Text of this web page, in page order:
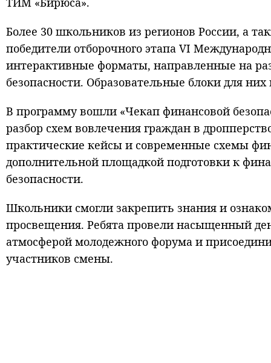
Более 30 школьников из регионов России, а
победители отборочного этапа VI
интерактивные форматы, направленные на
безопасности. Образовательные блоки для
В программу вошли «Чекап финансовой
разбор схем вовлечения граждан в
практические кейсы и современные схемы
дополнительной площадкой подготовки к
безопасности.
Школьники смогли закрепить знания и
просвещения. Ребята провели насыщенный
атмосферой молодежного форума и
участников смены.